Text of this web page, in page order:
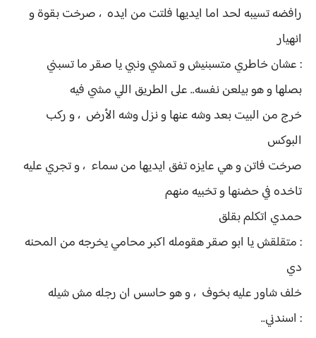
رافضه تسيبه لحد اما ايديها فلتت من ايده ، صرخت بقوة و
انهيار
: عشان خاطري متسبنيش و تمشي ونبي يا صقر ما تسبني
بصلها و هو بيلعن نفسه.. على الطريق اللي مشي فيه
خرج من البيت بعد وشه عنها و نزل وشه الأرض ، و ركب
البوكس
صرخت فاتن و هي عايزه تفق ايديها من سماء ، و تجري عليه
تاخده في حضنها و تخبيه منهم
حمدي اتكلم بقلق
: متقلقش يا ابو صقر هقومله اكبر محامي يخرجه من المحنه
دي
خلف شاور عليه بخوف ، و هو حاسس ان رجله مش شيله
: اسندني..